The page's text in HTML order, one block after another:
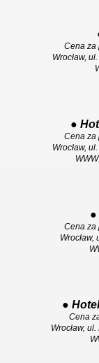
Cena za
Wrocław,
●
Cena za
Wrocław,
●
Cena za
●
Cena
Wrocław,